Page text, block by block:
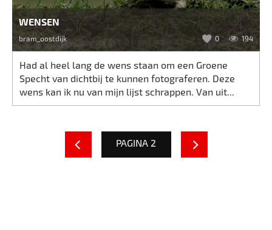
WENSEN
bram_oostdijk 0 194
Had al heel lang de wens staan om een Groene
Specht van dichtbij te kunnen fotograferen. Deze
wens kan ik nu van mijn lijst schrappen. Van uit...
PAGINA 2